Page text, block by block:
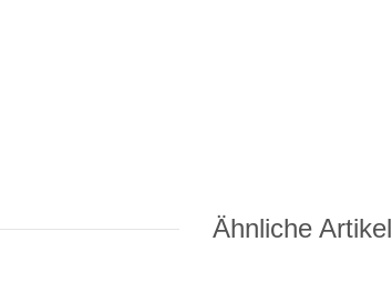
Ähnliche Artikel